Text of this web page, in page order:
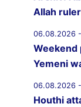
Allah
06.08.2026
Weekend
Yemeni
06.08.2026
Houthi